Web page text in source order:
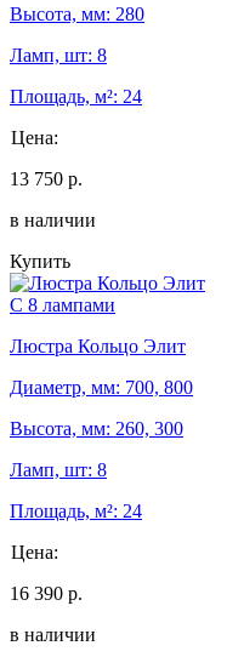
Высота, мм: 280
Ламп, шт: 8
Площадь, м²: 24
Цена:
13 750 р.
в наличии
Купить
С 8 лампами
Люстра Кольцо Элит
Диаметр, мм: 700, 800
Высота, мм: 260, 300
Ламп, шт: 8
Площадь, м²: 24
Цена:
16 390 р.
в наличии